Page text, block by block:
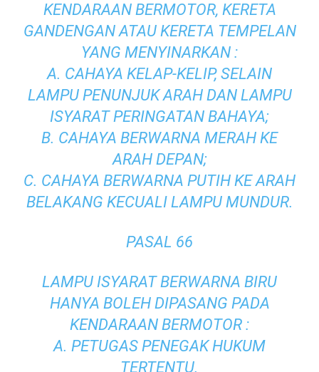
KENDARAAN BERMOTOR, KERETA
GANDENGAN ATAU KERETA TEMPELAN
YANG MENYINARKAN :
A. CAHAYA KELAP-KELIP, SELAIN
LAMPU PENUNJUK ARAH DAN LAMPU
ISYARAT PERINGATAN BAHAYA;
B. CAHAYA BERWARNA MERAH KE
ARAH DEPAN;
C. CAHAYA BERWARNA PUTIH KE ARAH
BELAKANG KECUALI LAMPU MUNDUR.
PASAL 66
LAMPU ISYARAT BERWARNA BIRU
HANYA BOLEH DIPASANG PADA
KENDARAAN BERMOTOR :
A. PETUGAS PENEGAK HUKUM
TERTENTU.